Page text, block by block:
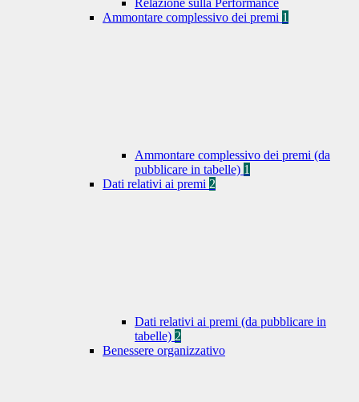
Relazione sulla Performance
Ammontare complessivo dei premi 1
Ammontare complessivo dei premi (da
pubblicare in tabelle) 1
Dati relativi ai premi 2
Dati relativi ai premi (da pubblicare in
tabelle) 2
Benessere organizzativo